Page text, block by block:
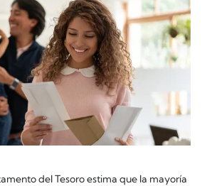
del Tesoro estima que la mayoría